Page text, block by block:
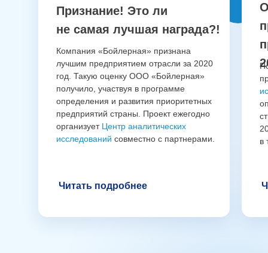
Компания «Бойлерная» признана
лучшим предприятием отрасли за 2020
год. Такую оценку ООО «Бойлерная»
получило, участвуя в программе
определения и развития приоритетных
предприятий страны. Проект ежегодно
организует Центр аналитических
исследований совместно с партнерами.
Признание! Это ли
не самая лучшая награда?!
в
Читать подробнее